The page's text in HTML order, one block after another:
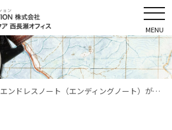
MENU
エンドレスノート（エンディングノート）が新しくなりました！